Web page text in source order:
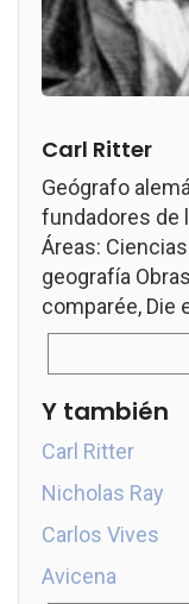
Carl Ritter
Geógrafo
fundadores de
Áreas:
geografía
comparée, Die
Y también
Carl Ritter
Nicholas Ray
Carlos Vives
Avicena